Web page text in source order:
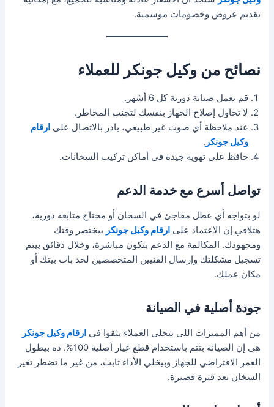
تقديم عروض وخصومات موسمية.
نصائح من وكيل جونكر للعملاء
قم بعمل صيانة دورية كل 6 أشهر.
لا تحاول إصلاح الجهاز بنفسك لتجنب المخاطر.
عند ملاحظة أي صوت غير طبيعي، بادر بالاتصال على ارقام
وكيل جونكر .
حافظ على تهوية جيدة في أماكن تركيب السخانات.
تواصل أسرع مع خدمة الدعم
لو بتواجه أي عطل مفاجئ في السخان أو محتاج متابعة دورية،
هتلاقي إن الاعتماد على ارقام وكيل جونكر بيختصر وقتك
ومجهودك. المكالمة مع الدعم بتكون مباشرة، وخلال دقائق بيتم
تسجيل مشكلتك وإرسال الفنيين المتخصصين لحد باب بيتك أو
مكان عملك.
جودة أصلية في الصيانة
من أهم المميزات اللي بتخلي العملاء يثقوا في ارقام وكيل جونكر
هي إن الصيانة بتتم باستخدام قطع غيار أصلية 100%. ده بيطول
العمر الافتراضي للجهاز وبيخلي الأداء ثابت، من غير ما تضطر تغير
السخان بعد فترة قصيرة.